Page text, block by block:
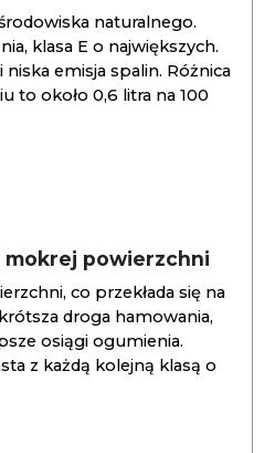
naturalnego.
klasa E o największych.
emisja spalin. Różnica
to około 0,6 litra na 100
mokrej powierzchni
co przekłada się na
droga hamowania,
osiągi ogumienia.
z każdą kolejną klasą o